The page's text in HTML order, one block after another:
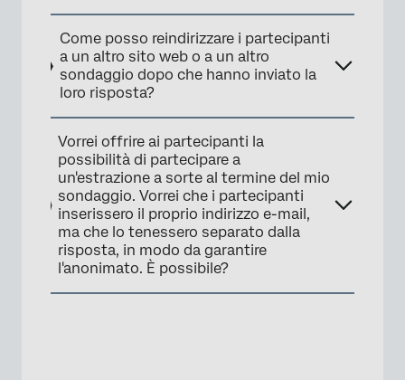
Come posso reindirizzare i partecipanti
a un altro sito web o a un altro
sondaggio dopo che hanno inviato la
loro risposta?
Vorrei offrire ai partecipanti la
possibilità di partecipare a
un'estrazione a sorte al termine del mio
sondaggio. Vorrei che i partecipanti
inserissero il proprio indirizzo e-mail,
ma che lo tenessero separato dalla
risposta, in modo da garantire
l'anonimato. È possibile?